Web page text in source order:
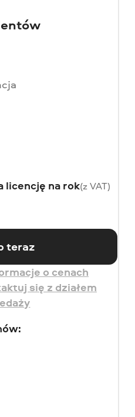
licencję na rok(z VAT)
teraz
o cenach
się z działem